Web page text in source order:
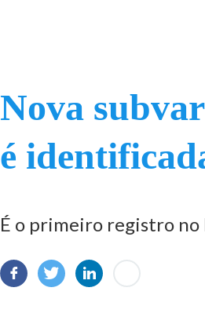
Nova
é
É o primeiro registro no